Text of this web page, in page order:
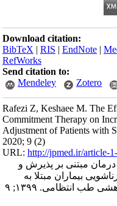
Download citation:
BibTeX |RIS |EndNote |
RefWorks
Send citation to:
Mendeley
Zotero
Rafezi Z, Keshaee M. The
Commitment Therapy on
Adjustment of Patients with
2020; 9 (2)
URL:http://jpmed.ir/article-
مبتنی بر پذیرش و
بیماران مبتلا به
اختلال مصرف مواد. نشریه علمی پژوهشی طب انتظامی. ۱۳۹۹; ۹